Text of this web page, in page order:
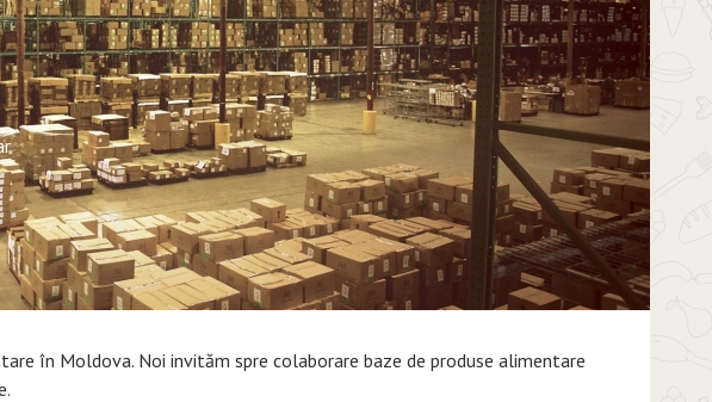
în Moldova. Noi invităm spre colaborare baze de produse alimentare